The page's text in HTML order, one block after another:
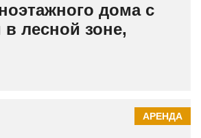
дома с
лесной зоне,
АРЕНДА